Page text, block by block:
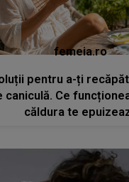
femeia.ro
pentru a-ți
caniculă. Ce
căldura te